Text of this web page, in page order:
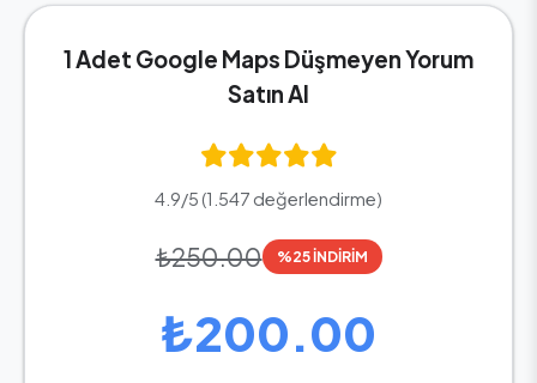
1 Adet Google Maps Düşmeyen Yorum
Satın Al
4.9/5 (1.547 değerlendirme)
₺250.00 %25 İNDİRİM
₺200.00